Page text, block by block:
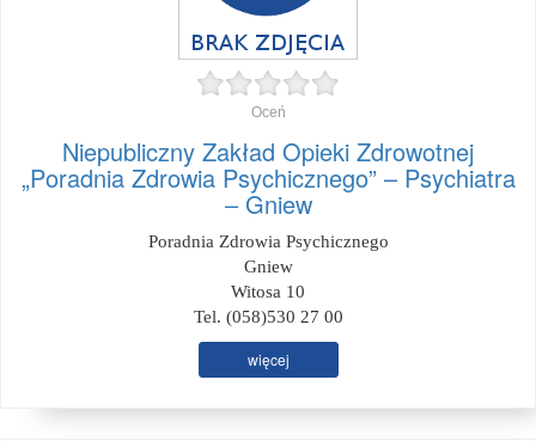
Oceń
Niepubliczny Zakład Opieki Zdrowotnej
„Poradnia Zdrowia Psychicznego” – Psychiatra
– Gniew
Poradnia Zdrowia Psychicznego
Gniew
Witosa 10
Tel. (058)530 27 00
więcej